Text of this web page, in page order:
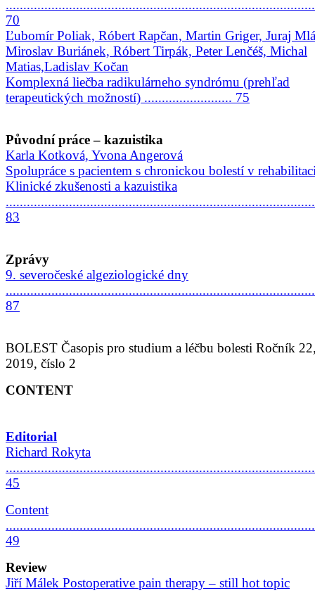
70
Ľubomír Poliak, Róbert Rapčan, Martin Griger, Juraj
Miroslav Buriánek, Róbert Tirpák, Peter Lenčéš, Michal
Matias,Ladislav Kočan
Komplexná liečba radikulárneho syndrómu (prehľad
terapeutických možností) ......................... 75
Původní práce – kazuistika
Karla Kotková, Yvona Angerová
Spolupráce s pacientem s chronickou bolestí v
Klinické zkušenosti a kazuistika
83
Zprávy
9. severočeské algeziologické dny
87
BOLEST Časopis pro studium a léčbu bolesti Ročník
2019, číslo 2
CONTENT
Editorial
Richard Rokyta
45
Content
49
Review
Jiří Málek Postoperative pain therapy – still hot topic